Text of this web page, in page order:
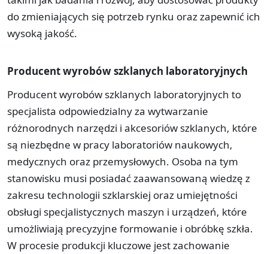
do zmieniających się potrzeb rynku oraz zapewnić ich
wysoką jakość.
Producent wyrobów szklanych laboratoryjnych
Producent wyrobów szklanych laboratoryjnych to
specjalista odpowiedzialny za wytwarzanie
różnorodnych narzędzi i akcesoriów szklanych, które
są niezbędne w pracy laboratoriów naukowych,
medycznych oraz przemysłowych. Osoba na tym
stanowisku musi posiadać zaawansowaną wiedzę z
zakresu technologii szklarskiej oraz umiejętności
obsługi specjalistycznych maszyn i urządzeń, które
umożliwiają precyzyjne formowanie i obróbkę szkła.
W procesie produkcji kluczowe jest zachowanie